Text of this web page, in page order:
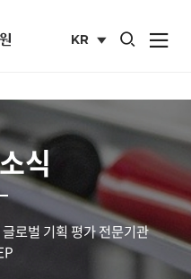
KR
통합검색 열기
사이트맵
식
로벌 기획 평가 전문기관